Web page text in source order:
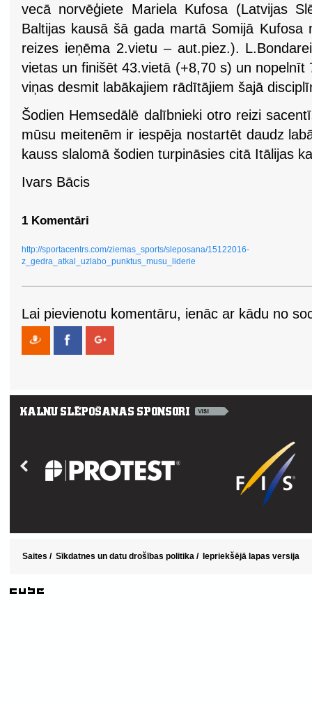
vecā norvēģiete Mariela Kufosa (Latvijas
Baltijas kausā šā gada martā Somijā
reizes ieņēma 2.vietu – aut.piez.).
vietas un finišēt 43.vietā (+8,70 s) un
viņas desmit labākajiem rādītājiem šajā
Šodien Hemsedālē dalībnieki otro reizi
mūsu meitenēm ir iespēja nostartēt daudz
kauss slalomā šodien turpināsies citā Itālijas
Ivars Bācis
1 Komentāri
http://sportacentrs.com/ziemas_sports/sleposana/15122016-
z_gedra_atkal_uzlabo_punktus_musu_liderie
Lai pievienotu komentāru, ienāc ar kādu no
Saites / Sīkdatnes un datu drošības politika / Iepriekšējā lapas versija